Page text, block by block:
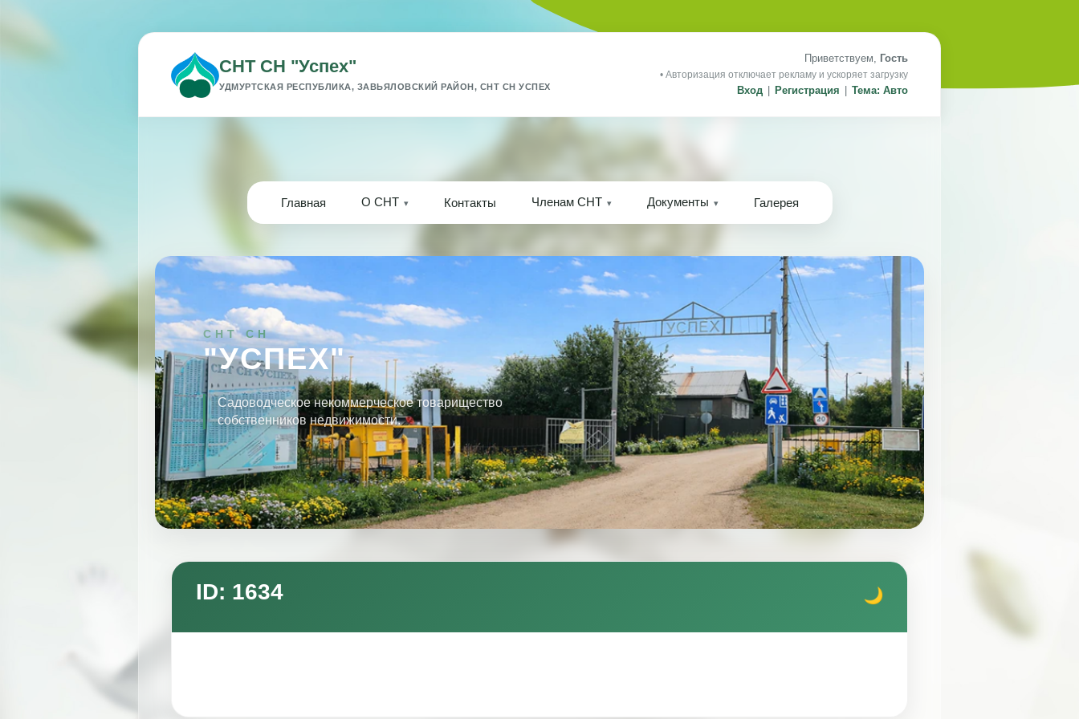
СНТ СН "Успех"
УДМУРТСКАЯ РЕСПУБЛИКА, ЗАВЬЯЛОВСКИЙ РАЙОН, СНТ СН УСПЕХ
Приветствуем, Гость
• Авторизация отключает рекламу и ускоряет загрузку
Вход Регистрация Тема: Авто
Главная О СНТ Контакты Членам СНТ Документы Галерея
СНТ СН
"УСПЕХ"
Садоводческое некоммерческое товарищество
собственников недвижимости.
ID: 1634